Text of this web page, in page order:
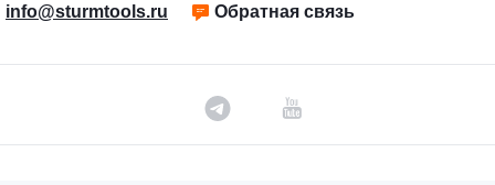
info@sturmtools.ru Обратная связь